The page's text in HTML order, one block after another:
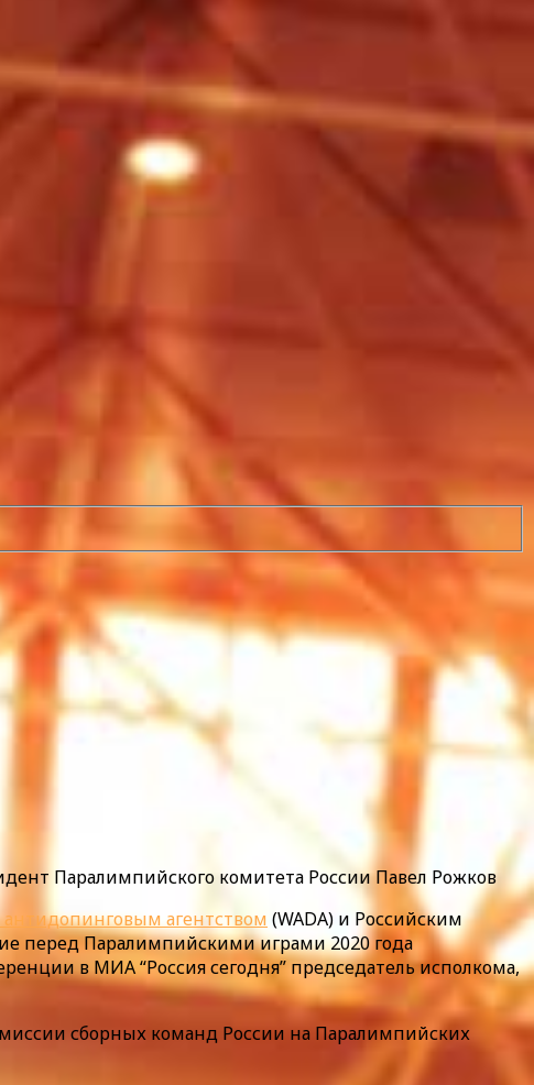
Паралимпийского комитета России Павел Рожков
агентством (WADA) и Российским
перед Паралимпийскими играми 2020 года
в МИА “Россия сегодня” председатель исполкома,
сборных команд России на Паралимпийских